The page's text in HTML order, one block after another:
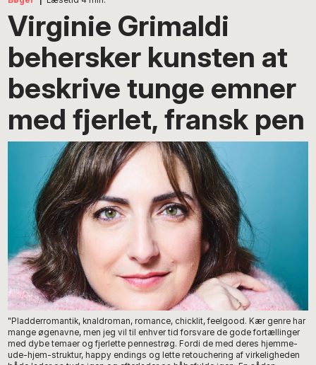
Virginie Grimaldi
behersker kunsten at
beskrive tunge emner
med fjerlet, fransk pen
"Pladderromantik, knaldroman, romance, chicklit, feelgood. Kær genre har
mange øgenavne, men jeg vil til enhver tid forsvare de gode fortællinger
med dybe temaer og fjerlette pennestrøg. Fordi de med deres hjemme-
ude-hjem-struktur, happy endings og lette retouchering af virkeligheden